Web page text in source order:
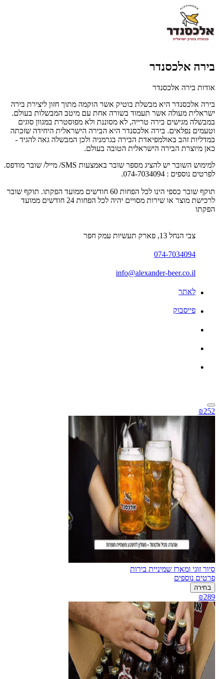
בירה אלכסנדר
אודות בירה אלכסנדר
בירה אלכסנדר היא מבשלת בוטיק אשר הוקמה מתוך חזון ליצירת בירה
ישראלית מעולה אשר תעמוד בשורה אחת עם מיטב המבשלות בעולם.
במבשלה מגישים בירה טרייה, לא מסוננת ולא מפוסטרת במגוון סוגים
וטעמים נפלאים. בירה אלכסנדר היא הבירה הישראלית היחידה שזכתה
במדליות זהב באולמפיאדת הבירה בגרמניה ולכן המבשלה גאה להגיד -
כאן מיוצרת הבירה הישראלית הטובה בעולם.
למימוש השובר יש להציג מספר שובר באמצעות SMS/ מייל/ שובר מודפס.
לפרטים נוספים : 074-7034094.
תוקף שובר כספי הינו לכל הפחות 60 חודשים ממועד הפקתו. תוקף שובר
לרכישת מוצר או שירות מסויים יהיה לכל הפחות 24 חודשים ממועד
הפקתו
צבי הנחל 13, פארק תעשיות עמק חפר
074-7034094
info@alexander-beer.co.il
לאתר
פייסבוק
₪252
סיור זוגי ומארז שמיניית בירות
פרטים נוספים
בחירה
₪289